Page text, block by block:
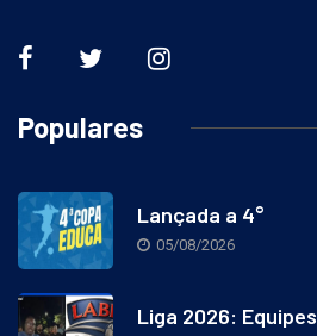
Populares
Lançada a 4°
05/08/2026
Liga 2026: Equipes